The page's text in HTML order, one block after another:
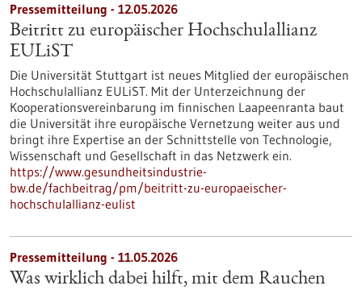
Pressemitteilung - 12.05.2026
Beitritt zu europäischer Hochschulallianz
EULiST
Die Universität Stuttgart ist neues Mitglied der europäischen
Hochschulallianz EULiST. Mit der Unterzeichnung der
Kooperationsvereinbarung im finnischen Laapeenranta baut
die Universität ihre europäische Vernetzung weiter aus und
bringt ihre Expertise an der Schnittstelle von Technologie,
Wissenschaft und Gesellschaft in das Netzwerk ein.
https://www.gesundheitsindustrie-
bw.de/fachbeitrag/pm/beitritt-zu-europaeischer-
hochschulallianz-eulist
Pressemitteilung - 11.05.2026
Was wirklich dabei hilft, mit dem Rauchen